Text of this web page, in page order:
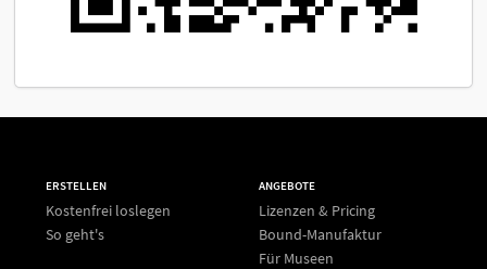
ERSTELLEN
Kostenfrei loslegen
So geht's
ANGEBOTE
Lizenzen & Pricing
Bound-Manufaktur
Für Museen